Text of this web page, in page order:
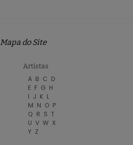
Mapa do Site
Artistas
A B C D
E F G H
I J K L
M N O P
Q R S T
U V W X
Y Z